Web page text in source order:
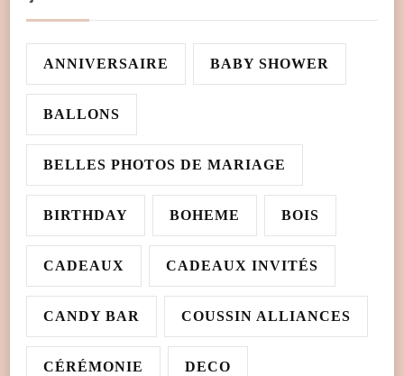
ANNIVERSAIRE BABY SHOWER
BALLONS
BELLES PHOTOS DE MARIAGE
BIRTHDAY BOHEME BOIS
CADEAUX CADEAUX INVITÉS
CANDY BAR COUSSIN ALLIANCES
CÉRÉMONIE DECO